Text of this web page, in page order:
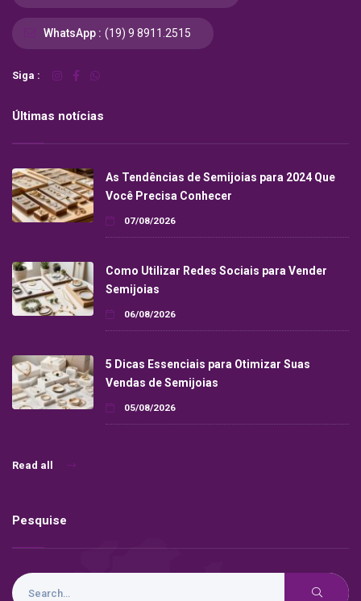
WhatsApp : (19) 9 8911.2515
Siga :
Últimas notícias
As Tendências de Semijoias para 2024 Que
Você Precisa Conhecer
07/08/2026
Como Utilizar Redes Sociais para Vender
Semijoias
06/08/2026
5 Dicas Essenciais para Otimizar Suas
Vendas de Semijoias
05/08/2026
Read all
Pesquise